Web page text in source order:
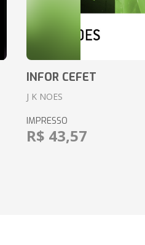
INFOR CEFET
J K NOES
IMPRESSO
R$ 43,57